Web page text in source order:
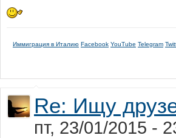
Иммиграция в Италию Facebook YouTube Telegram
Re: Ищу
пт, 23/01/2015 -